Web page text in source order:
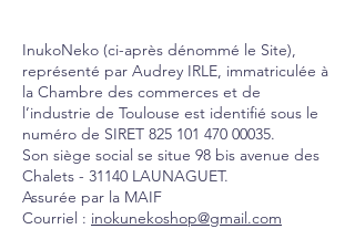
InukoNeko (ci-après dénommé le Site),
représenté par Audrey IRLE, immatriculée à
la Chambre des commerces et de
l’industrie de Toulouse est identifié sous le
numéro de SIRET 825 101 470 00035.
Son siège social se situe 98 bis avenue des
Chalets - 31140 LAUNAGUET.
Assurée par la MAIF
Courriel : inokunekoshop@gmail.com